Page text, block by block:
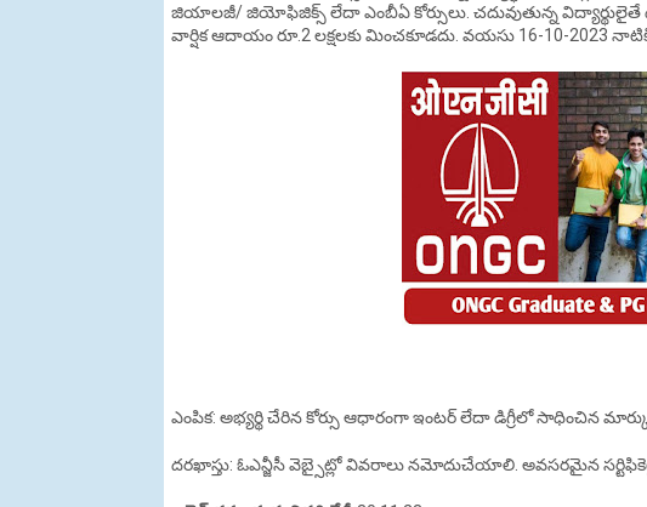
జియాలజీ/ జియోఫిజిక్స్ లేదా ఎంబీఏ కోర్సులు. చదువుతున్న విద్యార్థులైతే
వార్షిక ఆదాయం రూ.2 లక్షలకు మించకూడదు. వయసు 16-10-2023 నాటికి
ఎంపిక: అభ్యర్థి చేరిన కోర్సు ఆధారంగా ఇంటర్ లేదా డిగ్రీలో సాధించిన
దరఖాస్తు: ఓఎన్జీసీ వెబ్సైట్లో వివరాలు నమోదుచేయాలి. అవసరమైన